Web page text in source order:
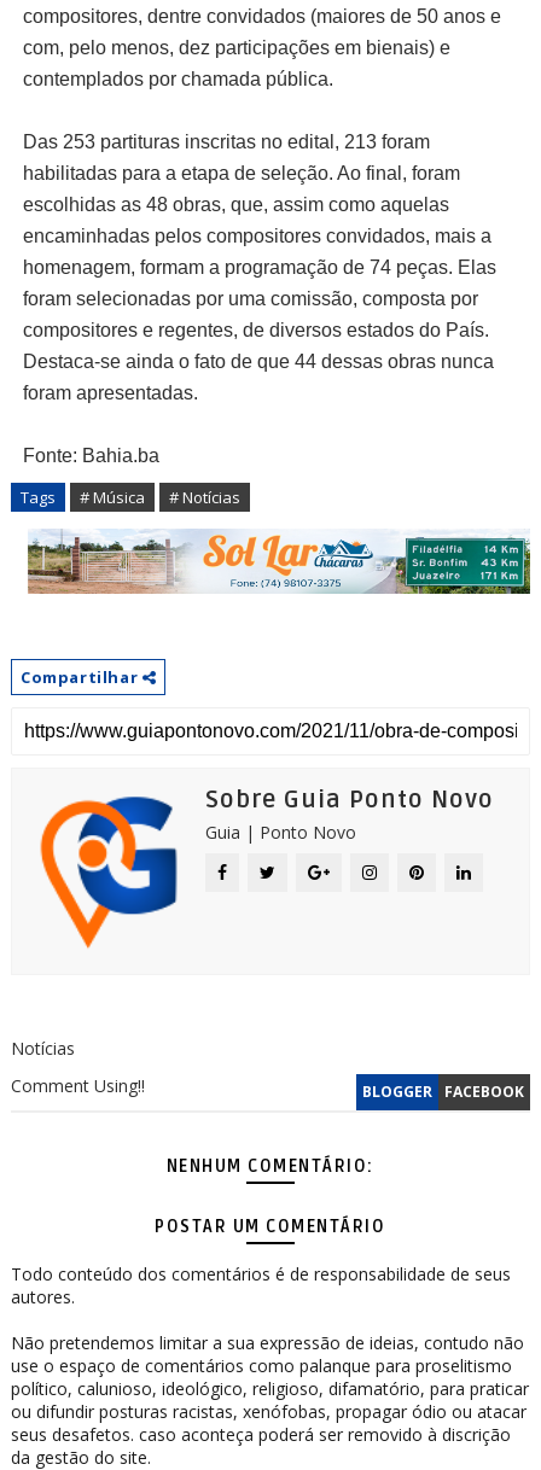
compositores, dentre convidados (maiores de 50 anos e
com, pelo menos, dez participações em bienais) e
contemplados por chamada pública.
Das 253 partituras inscritas no edital, 213 foram
habilitadas para a etapa de seleção. Ao final, foram
escolhidas as 48 obras, que, assim como aquelas
encaminhadas pelos compositores convidados, mais a
homenagem, formam a programação de 74 peças. Elas
foram selecionadas por uma comissão, composta por
compositores e regentes, de diversos estados do País.
Destaca-se ainda o fato de que 44 dessas obras nunca
foram apresentadas.
Fonte: Bahia.ba
Tags # Música # Notícias
Compartilhar
Sobre Guia Ponto Novo
Guia | Ponto Novo
Notícias
BLOGGER FACEBOOK
Comment Using!!
NENHUM COMENTÁRIO:
POSTAR UM COMENTÁRIO
Todo conteúdo dos comentários é de responsabilidade de seus
autores.
Não pretendemos limitar a sua expressão de ideias, contudo não
use o espaço de comentários como palanque para proselitismo
político, calunioso, ideológico, religioso, difamatório, para praticar
ou difundir posturas racistas, xenófobas, propagar ódio ou atacar
seus desafetos. caso aconteça poderá ser removido à discrição
da gestão do site.